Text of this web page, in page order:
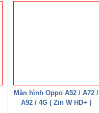
Màn hình Oppo A52 / A72 /
A92 / 4G ( Zin W HD+ )